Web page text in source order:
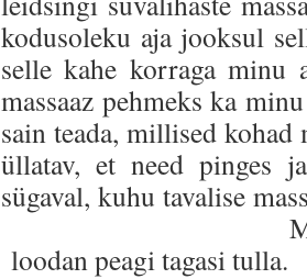
kodusoleku aja jooksul
selle kahe korraga minu
massaaz pehmeks ka
sain teada, millised
üllatav, et need pinges
sügaval, kuhu tavalise
Ma väga tänan
loodan peagi tagasi tulla.